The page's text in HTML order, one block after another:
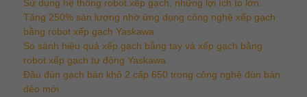
Sử dụng hệ thống robot xếp gạch, những lợi ích to lớn.
Tăng 250% sản lượng nhờ ứng dụng công nghệ xếp gạch
bằng robot xếp gạch Yaskawa
So sánh hiệu quả xếp gạch bằng tay và xếp gạch bằng
robot xếp gạch tự động Yaskawa
Đầu đùn gạch bán khô 2 cấp 650 trong công nghệ đùn bán
dẻo mới